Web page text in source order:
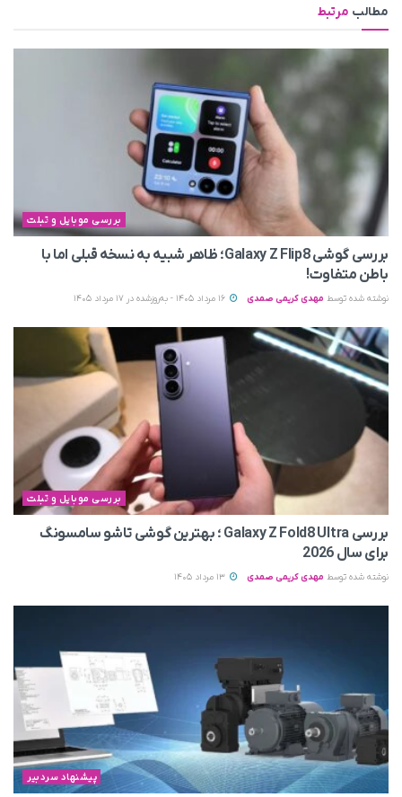
مطالب مرتبط
بررسی موبایل و تبلت
بررسی گوشی Galaxy Z Flip8؛ ظاهر شبیه به نسخه قبلی اما با
باطن متفاوت!
نوشته شده توسط مهدی کریمی صمدی
بررسی موبایل و تبلت
بررسی Galaxy Z Fold8 Ultra ؛ بهترین گوشی تاشو سامسونگ
برای سال 2026
نوشته شده توسط مهدی کریمی صمدی
پیشنهاد سردبیر